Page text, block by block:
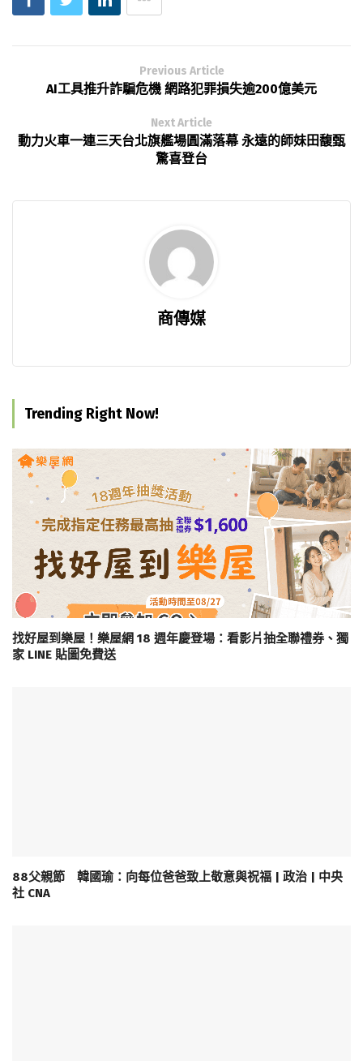
Previous Article
AI工具推升詐騙危機 網路犯罪損失逾200億美元
Next Article
動力火車一連三天台北旗艦場圓滿落幕 永遠的師妹田馥甄
驚喜登台
商傳媒
Trending Right Now!
找好屋到樂屋！樂屋網 18 週年慶登場：看影片抽全聯禮券、獨
家 LINE 貼圖免費送
88父親節 韓國瑜：向每位爸爸致上敬意與祝福 | 政治 | 中央
社 CNA